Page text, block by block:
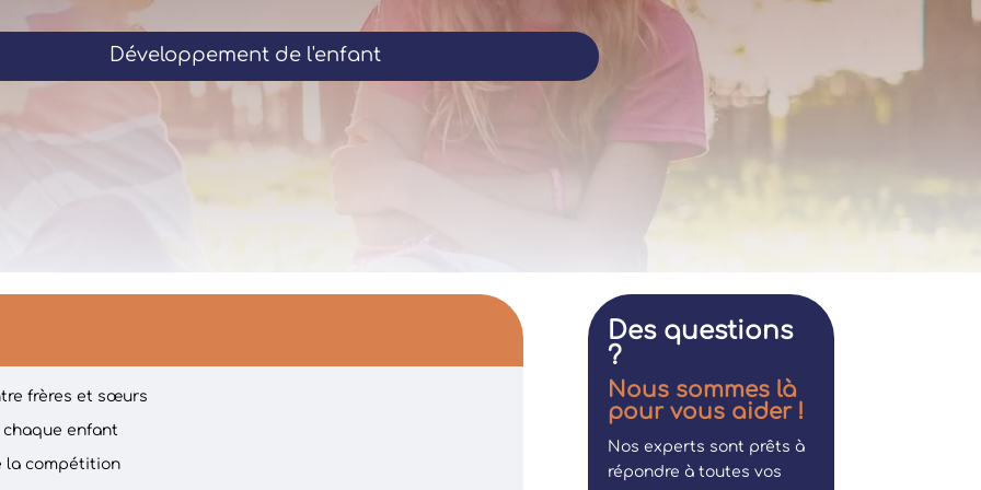
Développement de l'enfant
frères et sœurs
enfant
la compétition
Des questions
?
Nous sommes là
pour vous aider !
Nos experts sont prêts à
répondre à toutes vos